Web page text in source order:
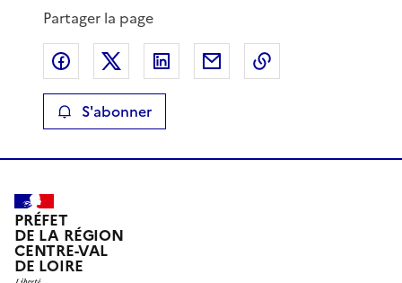
Partager la page
Partager sur Facebook
Partager sur XPartager sur LinkedIn
Partager par email
S'abonner
PRÉFET
DE LA RÉGION
CENTRE-VAL
DE LOIRE